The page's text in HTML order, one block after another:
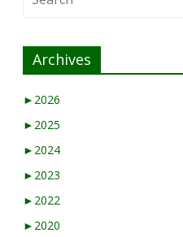
Archives
► 2026
► 2025
► 2024
► 2023
► 2022
► 2020